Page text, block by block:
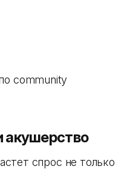
community
акушерство
спрос не только